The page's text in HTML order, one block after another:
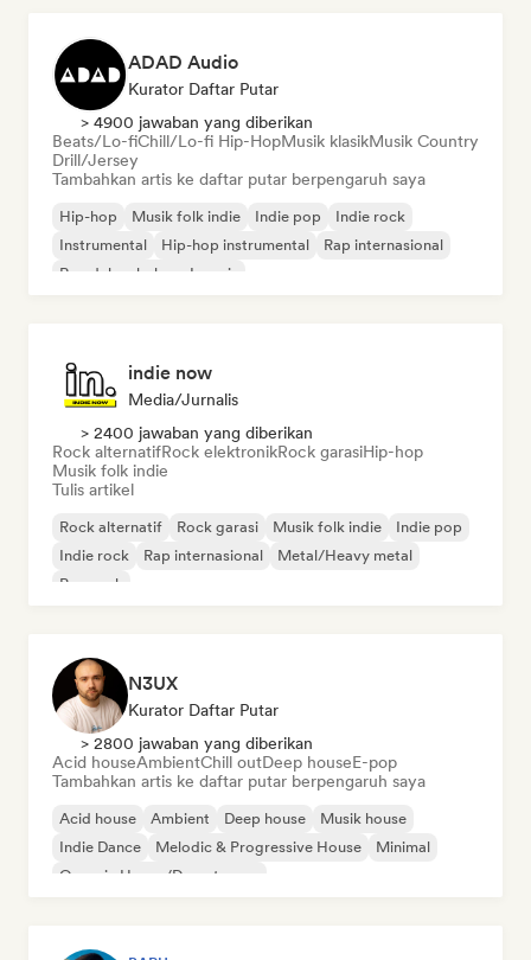
ADAD Audio
Kurator Daftar Putar
> 4900 jawaban yang diberikan
Beats/Lo-fiChill/Lo-fi Hip-HopMusik klasikMusik Country
Drill/Jersey
Tambahkan artis ke daftar putar berpengaruh saya
Hip-hop Musik folk indie Indie pop
Indie rock
Instrumental
Hip-hop instrumental
Rap internasional
Rap dalam bahasa Inggris
indie now
Media/Jurnalis
> 2400 jawaban yang diberikan
Rock alternatifRock elektronikRock garasiHip-hop
Musik folk indie
Tulis artikel
Rock alternatif Rock garasi Musik folk indie
Indie pop
Indie rock
Rap internasional
Metal/Heavy metal
Pop rock
N3UX
Kurator Daftar Putar
> 2800 jawaban yang diberikan
Acid houseAmbientChill outDeep houseE-pop
Tambahkan artis ke daftar putar berpengaruh saya
Acid house Ambient Deep house
Musik house
Indie Dance
Melodic & Progressive House
Minimal
Organic House/Downtempo